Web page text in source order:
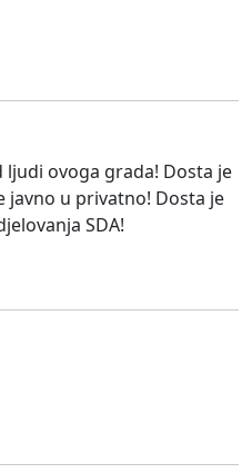
ljudi ovoga grada! Dosta je
javno u privatno! Dosta je
SDA!